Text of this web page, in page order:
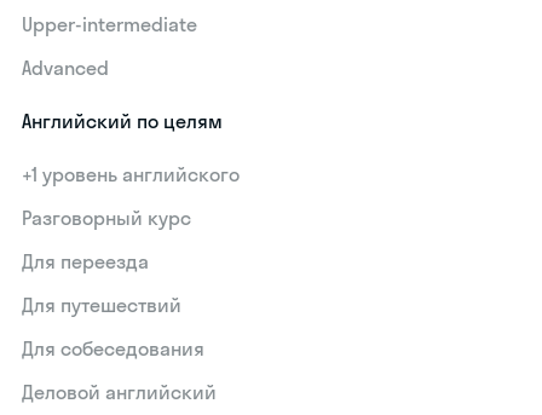
Upper-intermediate
Advanced
Английский по целям
+1 уровень английского
Разговорный курс
Для переезда
Для путешествий
Для собеседования
Деловой английский